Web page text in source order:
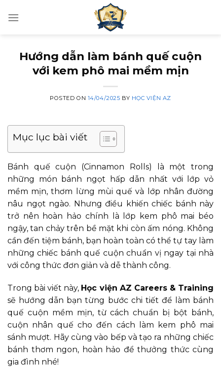
Hướng dẫn làm bánh quế cuộn
với kem phô mai mềm mịn
POSTED ON 14/04/2025 BY HỌC VIỆN AZ
Mục lục bài viết
Bánh quế cuộn (Cinnamon Rolls) là một trong
những món bánh ngọt hấp dẫn nhất với lớp vỏ
mềm mịn, thơm lừng mùi quế và lớp nhân đường
nâu ngọt ngào. Nhưng điều khiến chiếc bánh này
trở nên hoàn hảo chính là lớp kem phô mai béo
ngậy, tan chảy trên bề mặt khi còn ấm nóng. Không
cần đến tiệm bánh, bạn hoàn toàn có thể tự tay làm
những chiếc bánh quế cuộn chuẩn vị ngay tại nhà
với công thức đơn giản và dễ thành công.
Trong bài viết này, Học viện AZ Careers & Training
sẽ hướng dẫn bạn từng bước chi tiết để làm bánh
quế cuộn mềm mịn, từ cách chuẩn bị bột bánh,
cuộn nhân quế cho đến cách làm kem phô mai
sánh mượt. Hãy cùng vào bếp và tạo ra những chiếc
bánh thơm ngon, hoàn hảo để thưởng thức cùng
gia đình nhé!